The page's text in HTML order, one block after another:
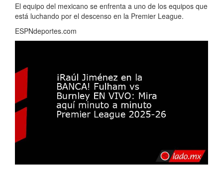
El equipo del mexicano se enfrenta a uno de los equipos que
está luchando por el descenso en la Premier League.
ESPNdeportes.com